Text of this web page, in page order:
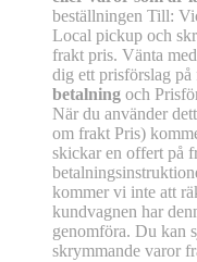
beställningen Till:
Local pickup och
frakt pris. Vänta
dig ett prisförslag på
betalning och
När du använder
om frakt Pris)
skickar en offert på
kommer vi inte att
kundvagnen har
genomföra. Du kan
skrymmande varor